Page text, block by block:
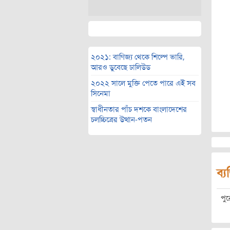
২০২১: বাণিজ্য থেকে শিল্পে ভারি,
আরও ডুবেছে ঢালিউড
২০২২ সালে মুক্তি পেতে পারে এই সব
সিনেমা
স্বাধীনতার পাঁচ দশকে বাংলাদেশের
চলচ্চিত্রের উত্থান-পতন